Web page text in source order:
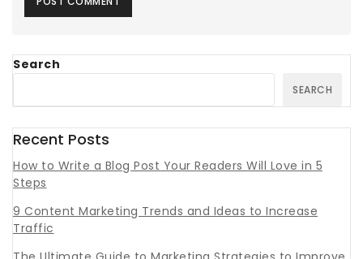
Search
SEARCH
Recent Posts
How to Write a Blog Post Your Readers Will Love in 5
Steps
9 Content Marketing Trends and Ideas to Increase
Traffic